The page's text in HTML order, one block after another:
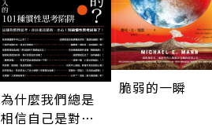
為什麼我們總是
相信自己是對
脆弱的一瞬